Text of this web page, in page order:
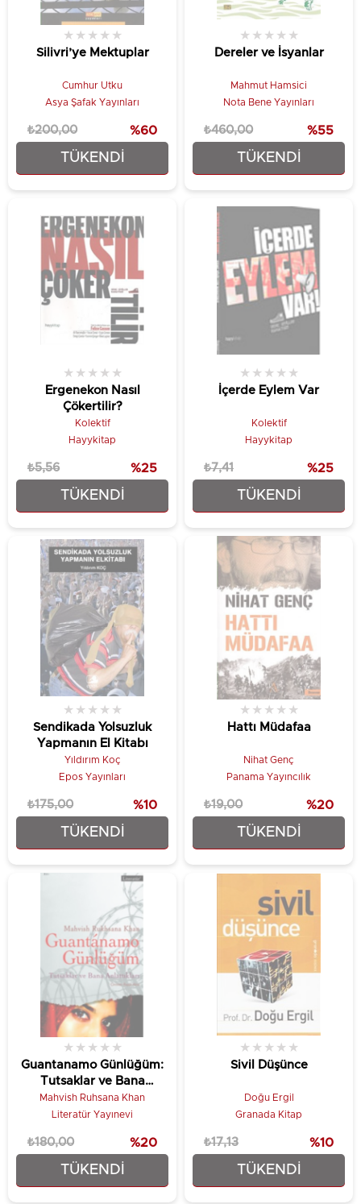
TÜKENDI
Silivri’ye Mektuplar
★ ★ ★ ★ ★
Cumhur Utku
Asya Şafak Yayınları
₺80,00
₺200,00 %60
TÜKENDI
Dereler ve İsyanlar
★ ★ ★ ★ ★
Mahmut Hamsici
Nota Bene Yayınları
₺208,00
₺460,00 %55
TÜKENDI
Ergenekon Nasıl
Çökertilir?
★ ★ ★ ★ ★
Kolektif
Hayykitap
₺4,17
₺5,56 %25
TÜKENDI
İçerde Eylem Var
★ ★ ★ ★ ★
Kolektif
Hayykitap
₺5,56
₺7,41 %25
TÜKENDI
Sendikada Yolsuzluk
Yapmanın El Kitabı
★ ★ ★ ★ ★
Yıldırım Koç
Epos Yayınları
₺157,50
₺175,00 %10
TÜKENDI
Hattı Müdafaa
★ ★ ★ ★ ★
Nihat Genç
Panama Yayıncılık
₺15,20
₺19,00 %20
TÜKENDI
Guantanamo Günlüğüm:
Tutsaklar ve Bana
Anlattıkları
★ ★ ★ ★ ★
Mahvish Ruhsana Khan
Literatür Yayınevi
₺144,00
₺180,00 %20
TÜKENDI
Sivil Düşünce
★ ★ ★ ★ ★
Doğu Ergil
Granada Kitap
₺15,42
₺17,13 %10